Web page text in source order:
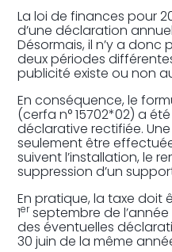
La loi de finances pour
d’une déclaration
Désormais, il n’y a
deux périodes
publicité existe ou non
En conséquence, le
(cerfa n° 15702*02) a
déclarative rectifiée.
seulement être
suivent l’installation, le
suppression d’un
En pratique, la taxe doit
1erseptembre de l’année
des éventuelles
30 juin de la même